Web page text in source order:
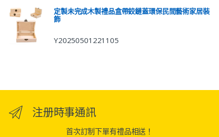
定製未完成木製禮品盒帶鉸鏈蓋環保民間藝術家居裝
飾
Y20250501221105
注册時事通訊
首次訂制下單有禮品相送！